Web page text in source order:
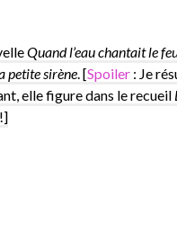
Quand l’eau chantait le
petite sirène . [Spoiler : Je
elle figure dans le recueil